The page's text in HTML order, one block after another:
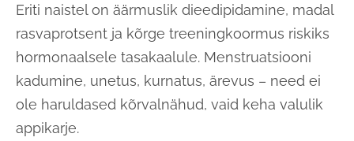
Eriti naistel on äärmuslik dieedipidamine, madal
rasvaprotsent ja kõrge treeningkoormus riskiks
hormonaalsele tasakaalule. Menstruatsiooni
kadumine, unetus, kurnatus, ärevus – need ei
ole haruldased kõrvalnähud, vaid keha valulik
appikarje.